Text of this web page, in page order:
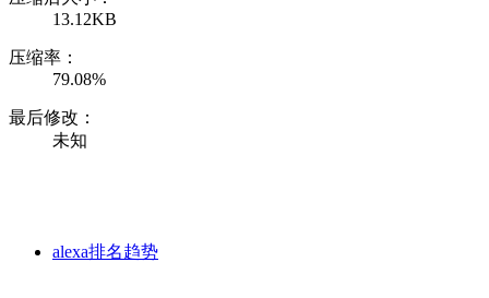
13.12KB
压缩率：
79.08%
最后修改：
未知
alexa排名趋势